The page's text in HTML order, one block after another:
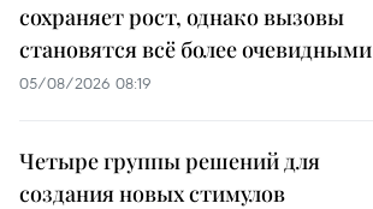
сохраняет рост, однако вызовы
становятся всё более очевидными
05/08/2026 08:19
Четыре группы решений для
создания новых стимулов